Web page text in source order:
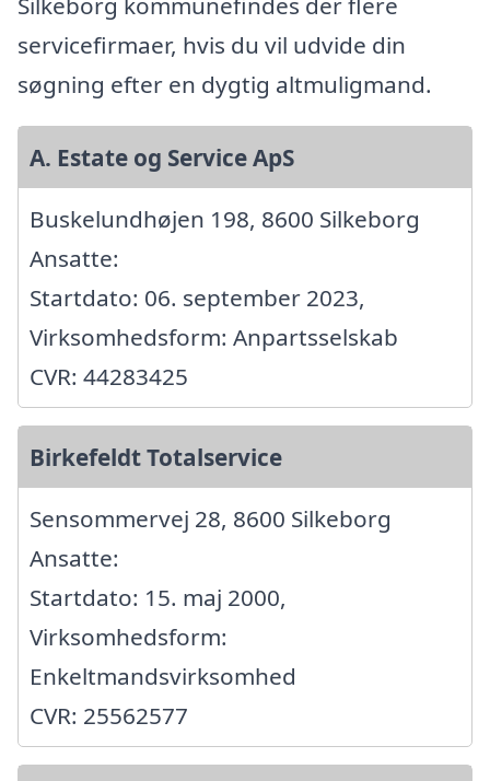
servicefirmaer, hvis du vil udvide din
søgning efter en dygtig altmuligmand.
A. Estate og Service ApS
Buskelundhøjen 198, 8600 Silkeborg
Ansatte:
Startdato: 06. september 2023,
Virksomhedsform: Anpartsselskab
CVR: 44283425
Birkefeldt Totalservice
Sensommervej 28, 8600 Silkeborg
Ansatte:
Startdato: 15. maj 2000,
Virksomhedsform:
Enkeltmandsvirksomhed
CVR: 25562577